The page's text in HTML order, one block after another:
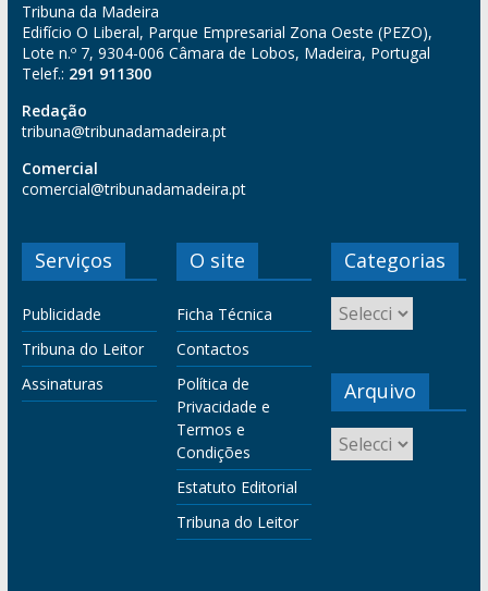
Tribuna da Madeira
Edifício O Liberal, Parque Empresarial Zona Oeste (PEZO),
Lote n.º 7, 9304-006 Câmara de Lobos, Madeira, Portugal
Telef.: 291 911300
Redação
tribuna@tribunadamadeira.pt
Comercial
comercial@tribunadamadeira.pt
Serviços
Publicidade
Tribuna do Leitor
Assinaturas
O site
Ficha Técnica
Contactos
Política de
Privacidade e
Termos e
Condições
Estatuto Editorial
Tribuna do Leitor
Categorias
Arquivo